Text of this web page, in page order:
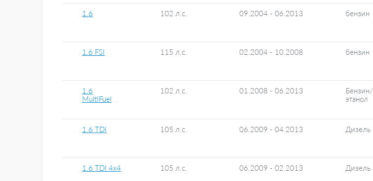
1.6 102 л.с. 09.2004 - 06.2013 бензин
1.6 FSI 115 л.с. 02.2004 - 10.2008 бензин
1.6
MultiFuel
102 л.с. 01.2008 - 06.2013
Бензин/
этанол
1.6 TDI 105 л.с. 06.2009 - 04.2013 Дизель
1.6 TDI 4x4 105 л.с. 06.2009 - 02.2013 Дизель